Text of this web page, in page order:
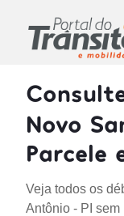
Novo
Parcele
Veja todos os
Antônio - PI